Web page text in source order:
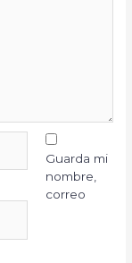
Guarda mi
nombre,
correo